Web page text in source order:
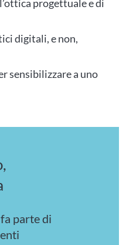
progettuale e di
digitali, e non,
sensibilizzare a uno
parte di